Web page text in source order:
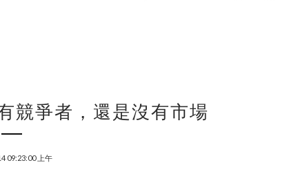
競爭者，還是沒有市場
09:23:00 上午